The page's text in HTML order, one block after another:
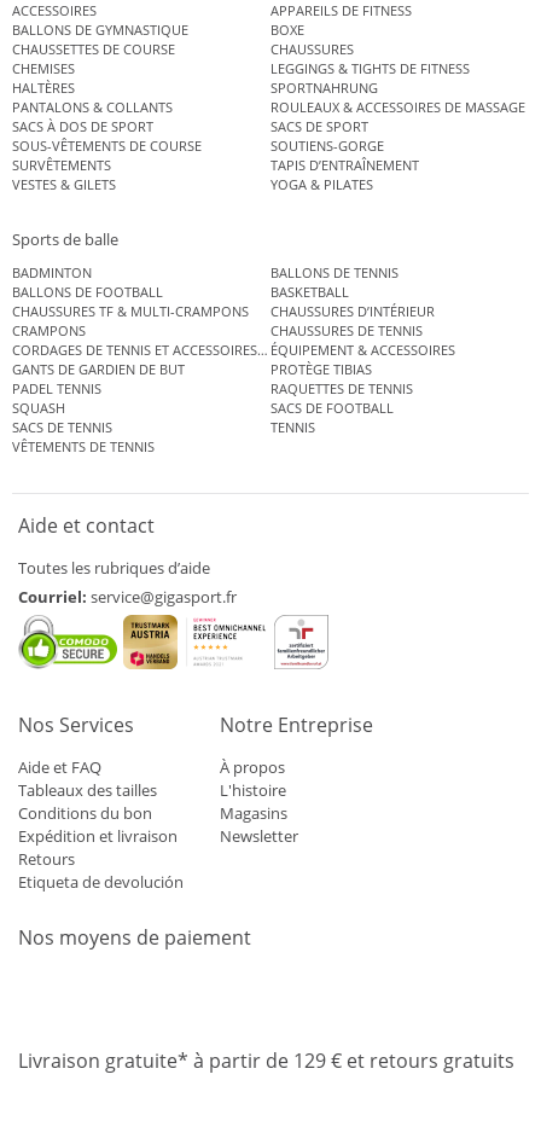
ACCESSOIRES
APPAREILS DE FITNESS
BALLONS DE GYMNASTIQUE
BOXE
CHAUSSETTES DE COURSE
CHAUSSURES
CHEMISES
LEGGINGS & TIGHTS DE FITNESS
HALTÈRES
SPORTNAHRUNG
PANTALONS & COLLANTS
ROULEAUX & ACCESSOIRES DE MASSAGE
SACS À DOS DE SPORT
SACS DE SPORT
SOUS-VÊTEMENTS DE COURSE
SOUTIENS-GORGE
SURVÊTEMENTS
TAPIS D’ENTRAÎNEMENT
VESTES & GILETS
YOGA & PILATES
Sports de balle
BADMINTON
BALLONS DE TENNIS
BALLONS DE FOOTBALL
BASKETBALL
CHAUSSURES TF & MULTI-CRAMPONS
CHAUSSURES D’INTÉRIEUR
CRAMPONS
CHAUSSURES DE TENNIS
CORDAGES DE TENNIS ET ACCESSOIRES DE TENNISÉQUIPEMENT & ACCESSOIRES
GANTS DE GARDIEN DE BUT
PROTÈGE TIBIAS
PADEL TENNIS
RAQUETTES DE TENNIS
SQUASH
SACS DE FOOTBALL
SACS DE TENNIS
TENNIS
VÊTEMENTS DE TENNIS
Aide et contact
Toutes les rubriques d’aide
Courriel: service@gigasport.fr
Nos Services
Aide et FAQ
Tableaux des tailles
Conditions du bon
Expédition et livraison
Retours
Etiqueta de devolución
Notre Entreprise
À propos
L'histoire
Magasins
Newsletter
Nos moyens de paiement
Livraison gratuite* à partir de 129 € et retours gratuits